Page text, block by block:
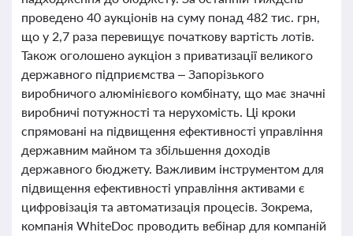
проведено 40 аукціонів на суму понад 482 тис. грн,
що у 2,7 раза перевищує початкову вартість лотів.
Також оголошено аукціон з приватизації великого
державного підприємства – Запорізького
виробничого алюмінієвого комбінату, що має значні
виробничі потужності та нерухомість. Ці кроки
спрямовані на підвищення ефективності управління
державним майном та збільшення доходів
державного бюджету. Важливим інструментом для
підвищення ефективності управління активами є
цифровізація та автоматизація процесів. Зокрема,
компанія WhiteDoc проводить вебінар для компаній